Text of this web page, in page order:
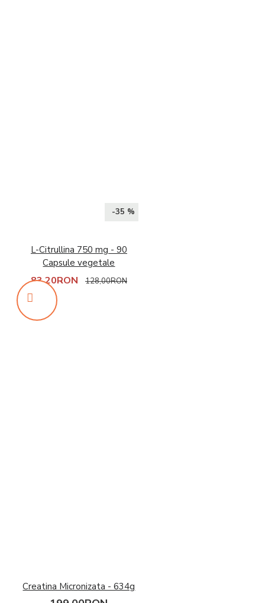
-35 %
L-Citrullina 750 mg - 90
Capsule vegetale
83,20RON 128,00RON
Creatina Micronizata - 634g